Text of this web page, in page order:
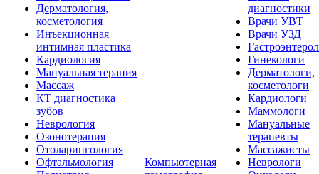
Дерматология,
косметология
Инъекционная
интимная пластика
Кардиология
Мануальная терапия
Массаж
КТ диагностика
зубов
Неврология
Озонотерапия
Отоларингология
Офтальмология
Компьютерная
диагностики
Врачи УВТ
Врачи УЗД
Гинекологи
Дерматологи,
косметологи
Кардиологи
Маммологи
Мануальные
терапевты
Массажисты
Неврологи